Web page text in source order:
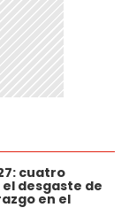
cuatro
desgaste de
en el